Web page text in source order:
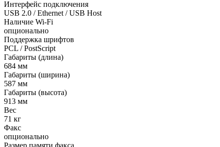
Интерфейс подключения
USB 2.0 / Ethernet / USB Host
Наличие Wi-Fi
опционально
Поддержка шрифтов
PCL / PostScript
Габариты (длина)
684 мм
Габариты (ширина)
587 мм
Габариты (высота)
913 мм
Вес
71 кг
Факс
опционально
Размер памяти факса